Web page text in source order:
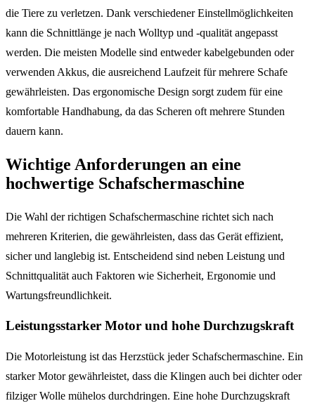
die Tiere zu verletzen. Dank verschiedener Einstellmöglichkeiten
kann die Schnittlänge je nach Wolltyp und -qualität angepasst
werden. Die meisten Modelle sind entweder kabelgebunden oder
verwenden Akkus, die ausreichend Laufzeit für mehrere Schafe
gewährleisten. Das ergonomische Design sorgt zudem für eine
komfortable Handhabung, da das Scheren oft mehrere Stunden
dauern kann.
Wichtige Anforderungen an eine
hochwertige Schafschermaschine
Die Wahl der richtigen Schafschermaschine richtet sich nach
mehreren Kriterien, die gewährleisten, dass das Gerät effizient,
sicher und langlebig ist. Entscheidend sind neben Leistung und
Schnittqualität auch Faktoren wie Sicherheit, Ergonomie und
Wartungsfreundlichkeit.
Leistungsstarker Motor und hohe Durchzugskraft
Die Motorleistung ist das Herzstück jeder Schafschermaschine. Ein
starker Motor gewährleistet, dass die Klingen auch bei dichter oder
filziger Wolle mühelos durchdringen. Eine hohe Durchzugskraft